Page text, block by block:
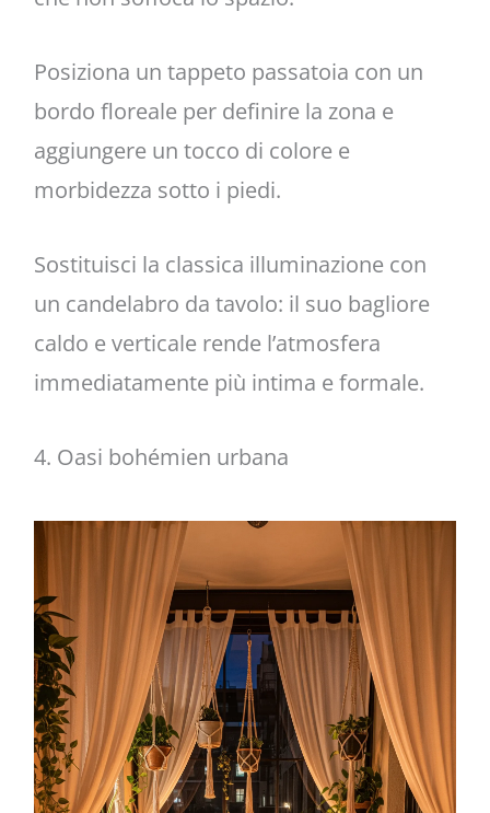
Posiziona un tappeto passatoia con un
bordo floreale per definire la zona e
aggiungere un tocco di colore e
morbidezza sotto i piedi.
Sostituisci la classica illuminazione con
un candelabro da tavolo: il suo bagliore
caldo e verticale rende l’atmosfera
immediatamente più intima e formale.
4. Oasi bohémien urbana